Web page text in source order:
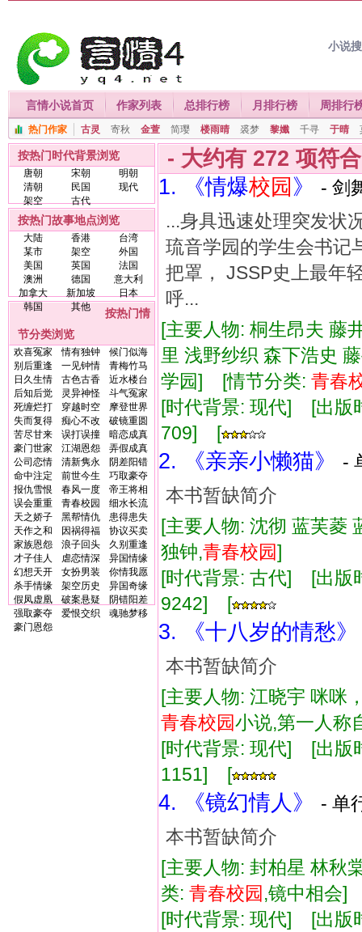
小说
言情小说首页 作家列表 总排行榜 月排行榜 周排行
热门作家 古灵 寄秋 金萱 简璎 楼雨晴 裘梦 黎孅 千寻 于晴
按热门时代背景浏览
唐朝 宋朝
明朝
清朝
民国
现代
架空
古代
按热门故事地点浏览
大陆 香港
台湾
某市
架空
外国
美国
英国
法国
澳洲
德国
意大利
加拿大
新加坡
日本
韩国
其他
按热门情
节分类浏览
欢喜冤家 情有独钟
候门似海
别后重逢
一见钟情
青梅竹马
日久生情
古色古香
近水楼台
后知后觉
灵异神怪
斗气冤家
死缠烂打
穿越时空
摩登世界
失而复得
痴心不改
破镜重圆
苦尽甘来
误打误撞
暗恋成真
豪门世家
江湖恩怨
弄假成真
公司恋情
清新隽永
阴差阳错
命中注定
前世今生
巧取豪夺
报仇雪恨
春风一度
帝王将相
误会重重
青春校园
细水长流
天之娇子
黑帮情仇
患得患失
天作之和
因祸得福
协议买卖
家族恩怨
浪子回头
久别重逢
才子佳人
虐恋情深
异国情缘
幻想天开
女扮男装
你情我愿
杀手情缘
架空历史
异国奇缘
假凤虚凰
破案悬疑
阴错阳差
强取豪夺
爱恨交织
魂驰梦移
豪门恩怨
- 大约有 272 项符
1. 《情爆校园 》
- 剑
...身具迅速处理突发
琉音学园的学生会书记
把罩， JSSP史上最年
呼...
[主要人物: 桐生昂夫 藤
里 浅野纱织 森下浩史
学园] [情节分类: 青春
[时代背景: 现代] [出
709] [
2. 《亲亲小懒猫》
-
本书暂缺简介
[主要人物: 沈彻 蓝芙
独钟,青春校园]
[时代背景: 古代] [出
9242] [
3. 《十八岁的情愁》
本书暂缺简介
[主要人物: 江晓宇 咪
青春校园小说,第一人
[时代背景: 现代] [出
1151] [
4. 《镜幻情人》
- 单
本书暂缺简介
[主要人物: 封柏星 林
类: 青春校园,镜中相
[时代背景: 现代] [出